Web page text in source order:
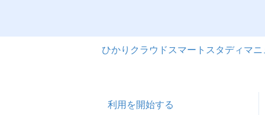
ひかりクラウドスマートスタディマ
利用を開始する